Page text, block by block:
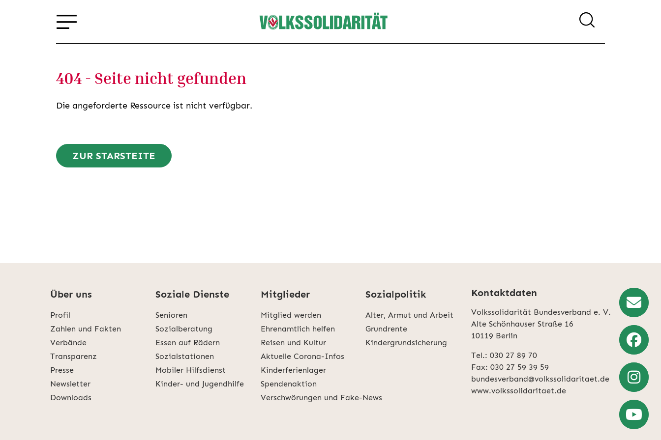
404 - Seite nicht gefunden
Die angeforderte Ressource ist nicht verfügbar.
ZUR STARSTEITE
Über uns
Profil
Zahlen und Fakten
Verbände
Transparenz
Presse
Newsletter
Downloads
Soziale Dienste
Senioren
Sozialberatung
Essen auf Rädern
Sozialstationen
Mobiler Hilfsdienst
Kinder- und Jugendhilfe
Mitglieder
Mitglied werden
Ehrenamtlich helfen
Reisen und Kultur
Aktuelle Corona-Infos
Kinderferienlager
Spendenaktion
Verschwörungen und Fake-News
Sozialpolitik
Alter, Armut und Arbeit
Grundrente
Kindergrundsicherung
Kontaktdaten
Volkssolidarität Bundesverband e. V.
Alte Schönhauser Straße 16
10119 Berlin
Tel.: 030 27 89 70
Fax: 030 27 59 39 59
bundesverband@volkssolidaritaet.de
www.volkssolidaritaet.de
Weiter
zu
Facebook
Weiter
zu